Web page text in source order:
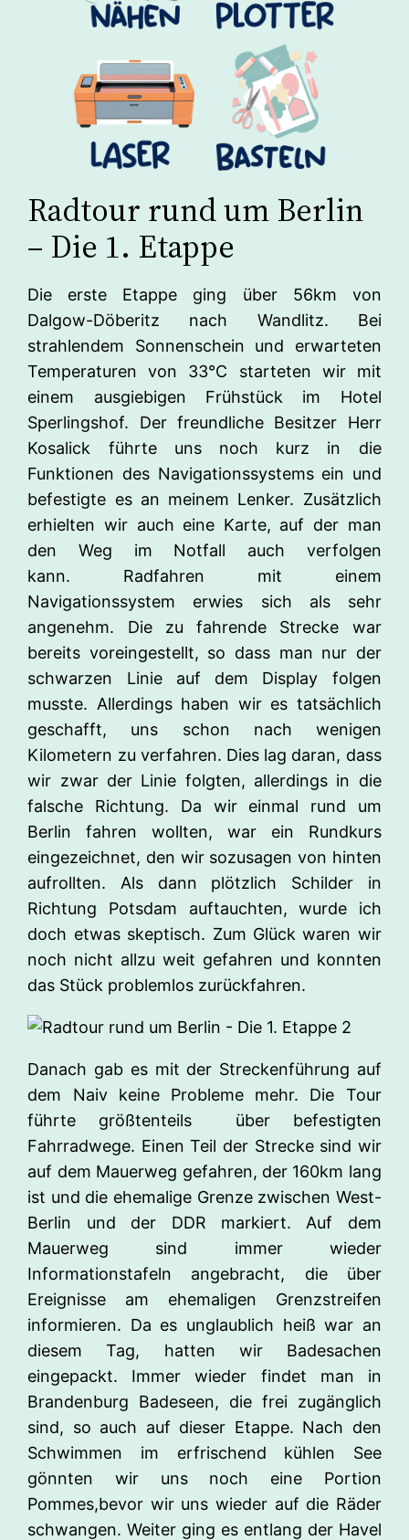
Radtour rund um Berlin
– Die 1. Etappe
Die erste Etappe ging über 56km von
Dalgow-Döberitz nach Wandlitz. Bei
strahlendem Sonnenschein und erwarteten
Temperaturen von 33°C starteten wir mit
einem ausgiebigen Frühstück im Hotel
Sperlingshof. Der freundliche Besitzer Herr
Kosalick führte uns noch kurz in die
Funktionen des Navigationssystems ein und
befestigte es an meinem Lenker. Zusätzlich
erhielten wir auch eine Karte, auf der man
den Weg im Notfall auch verfolgen
kann. Radfahren mit einem
Navigationssystem erwies sich als sehr
angenehm. Die zu fahrende Strecke war
bereits voreingestellt, so dass man nur der
schwarzen Linie auf dem Display folgen
musste. Allerdings haben wir es tatsächlich
geschafft, uns schon nach wenigen
Kilometern zu verfahren. Dies lag daran, dass
wir zwar der Linie folgten, allerdings in die
falsche Richtung. Da wir einmal rund um
Berlin fahren wollten, war ein Rundkurs
eingezeichnet, den wir sozusagen von hinten
aufrollten. Als dann plötzlich Schilder in
Richtung Potsdam auftauchten, wurde ich
doch etwas skeptisch. Zum Glück waren wir
noch nicht allzu weit gefahren und konnten
das Stück problemlos zurückfahren.
Danach gab es mit der Streckenführung auf
dem Naiv keine Probleme mehr. Die Tour
führte größtenteils über befestigten
Fahrradwege. Einen Teil der Strecke sind wir
auf dem Mauerweg gefahren, der 160km lang
ist und die ehemalige Grenze zwischen West-
Berlin und der DDR markiert. Auf dem
Mauerweg sind immer wieder
Informationstafeln angebracht, die über
Ereignisse am ehemaligen Grenzstreifen
informieren. Da es unglaublich heiß war an
diesem Tag, hatten wir Badesachen
eingepackt. Immer wieder findet man in
Brandenburg Badeseen, die frei zugänglich
sind, so auch auf dieser Etappe. Nach den
Schwimmen im erfrischend kühlen See
gönnten wir uns noch eine Portion
Pommes,bevor wir uns wieder auf die Räder
schwangen. Weiter ging es entlang der Havel